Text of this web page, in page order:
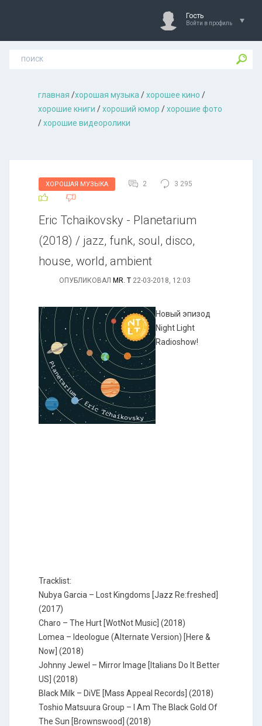
Гость
Войти в профиль
главная /хорошая музыкa /хорошее кино /
хорошие книги /хороший юмор /хорошие фото
/хорошие видеоролики
ХОРОШАЯ МУЗЫКА 2 3 295
Eric Tchaikovsky - Planetarium
(2018) / jazz, funk, soul, disco,
house, world, ambient
ОПУБЛИКОВАЛ MR. T 22-03-2018, 12:03
Новый эпизод
Night Light
Radioshow!
Tracklist:
Nubya Garcia – Lost Kingdoms [Jazz Re:freshed]
(2017)
Charo – The Hurt [WotNot Music] (2018)
Lomea – Ideologue (Alternate Version) [Here &
Now] (2018)
Johnny Jewel – Mirror Image [Italians Do It Better
US] (2018)
Black Milk – DiVE [Mass Appeal Records] (2018)
Toshio Matsuura Group – I Am The Black Gold Of
The Sun [Brownswood] (2018)